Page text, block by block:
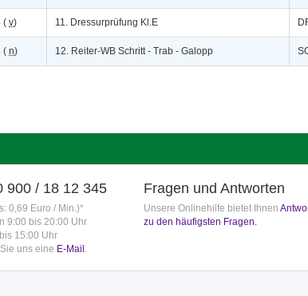
( v) 11. Dressurprüfung Kl.E
( n) 12. Reiter-WB Schritt - Trab - Galopp
900 / 18 12 345
0,69 Euro / Min.)*
9:00 bis 20:00 Uhr
15:00 Uhr
uns eine E-Mail .
Fragen und Antworten
Unsere Onlinehilfe bietet Ihnen
zu den häufigsten Fragen.